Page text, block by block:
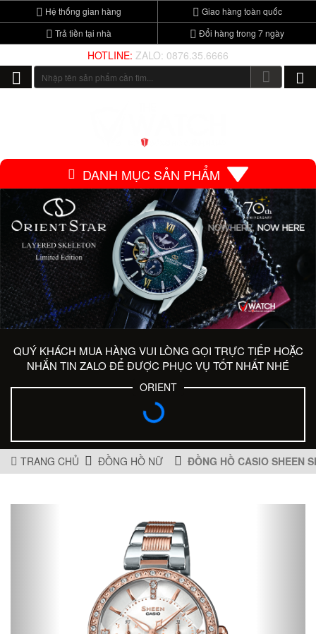
Hệ thống gian hàng
Giao hàng toàn quốc
Trả tiền tại nhà
Đổi hàng trong 7 ngày
HOTLINE: ZALO: 0876.35.6666
DANH MỤC SẢN PHẨM
QUÝ KHÁCH MUA HÀNG VUI LÒNG GỌI TRỰC TIẾP HOẶC
NHẮN TIN ZALO ĐỂ ĐƯỢC PHỤC VỤ TỐT NHẤT NHÉ
ORIENT
TRANG CHỦ ĐỒNG HỒ NỮ ĐỒNG HỒ CASIO SHEEN